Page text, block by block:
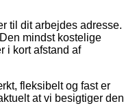
til dit arbejdes adresse.
mindst kostelige
i kort afstand af
fleksibelt og fast er
at vi besigtiger den